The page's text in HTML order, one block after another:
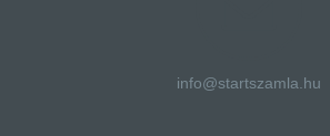
info@startszamla.hu